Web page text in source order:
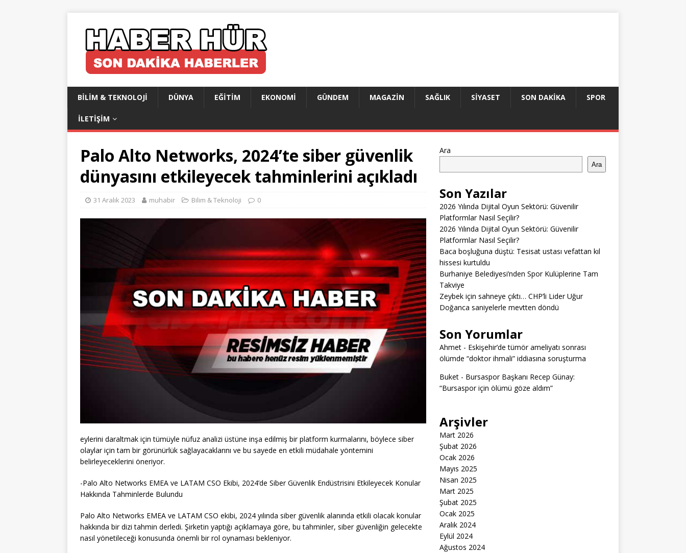
BILIM & TEKNOLOJI DÜNYA EĞITIM EKONOMI GÜNDEM MAGAZIN SAĞLIK SIYASET SON DAKIKA SPOR
İLETIŞIM
Palo Alto Networks, 2024’te siber güvenlik
dünyasını etkileyecek tahminlerini açıkladı
31 Aralık 2023 muhabir Bilim & Teknoloji 0
eylerini daraltmak için tümüyle nüfuz analizi üstüne inşa edilmiş bir platform kurmalarını, böylece siber
olaylar için tam bir görünürlük sağlayacaklarını ve bu sayede en etkili müdahale yöntemini
belirleyeceklerini öneriyor.
-Palo Alto Networks EMEA ve LATAM CSO Ekibi, 2024’de Siber Güvenlik Endüstrisini Etkileyecek Konular
Hakkında Tahminlerde Bulundu
Palo Alto Networks EMEA ve LATAM CSO ekibi, 2024 yılında siber güvenlik alanında etkili olacak konular
hakkında bir dizi tahmin derledi. Şirketin yaptığı açıklamaya göre, bu tahminler, siber güvenliğin gelecekte
nasıl yönetileceği konusunda önemli bir rol oynaması bekleniyor.
Ara
Ara
Son Yazılar
2026 Yılında Dijital Oyun Sektörü: Güvenilir
Platformlar Nasıl Seçilir?
2026 Yılında Dijital Oyun Sektörü: Güvenilir
Platformlar Nasıl Seçilir?
Baca boşluğuna düştü: Tesisat ustası vefattan kıl
hissesi kurtuldu
Burhaniye Belediyesi’nden Spor Kulüplerine Tam
Takviye
Zeybek için sahneye çıktı… CHP’li Lider Uğur
Doğanca saniyelerle mevtten döndü
Son Yorumlar
Ahmet- Eskişehir’de tümör ameliyatı sonrası
ölümde “doktor ihmali” iddiasına soruşturma
Buket- Bursaspor Başkanı Recep Günay:
“Bursaspor için ölümü göze aldım”
Arşivler
Mart 2026
Şubat 2026
Ocak 2026
Mayıs 2025
Nisan 2025
Mart 2025
Şubat 2025
Ocak 2025
Aralık 2024
Eylül 2024
Ağustos 2024